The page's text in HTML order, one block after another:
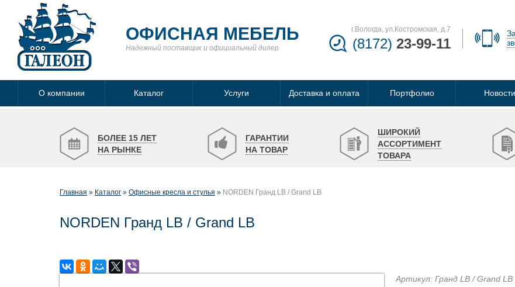
ОФИСНАЯ МЕБЕЛЬ
Надежный поставщик и официальный дилер
г.Вологда, ул.Костромская, д.7
(8172) 23-99-11
О компании Каталог Услуги Доставка и оплата Портфолио Новости
БОЛЕЕ 15 ЛЕТ
НА РЫНКЕ
ГАРАНТИИ
НА ТОВАР
ШИРОКИЙ
АССОРТИМЕНТ
ТОВАРА
Главная Каталог Офисные кресла и стулья NORDEN Гранд LB / Grand LB
NORDEN Гранд LB / Grand LB
Артикул: Гранд LB / Grand LB